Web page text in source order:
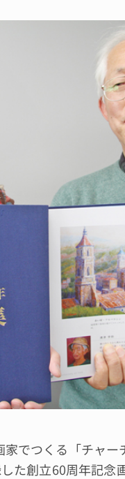
でつくる「チャ
た創立60周年記